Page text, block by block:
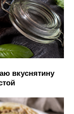
вкуснятину